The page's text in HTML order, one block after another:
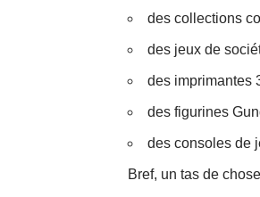
des collections
des jeux de
des imprimantes
des figurines
des consoles de
Bref, un tas de